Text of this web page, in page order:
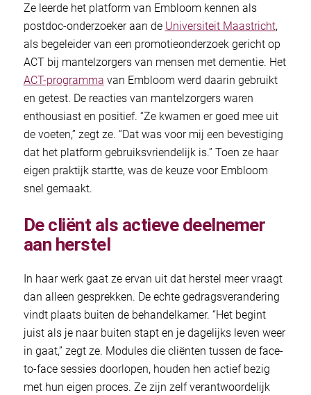
Ze leerde het platform van Embloom kennen als
postdoc-onderzoeker aan de Universiteit Maastricht,
als begeleider van een promotieonderzoek gericht op
ACT bij mantelzorgers van mensen met dementie. Het
ACT-programma van Embloom werd daarin gebruikt
en getest. De reacties van mantelzorgers waren
enthousiast en positief. “Ze kwamen er goed mee uit
de voeten,” zegt ze. “Dat was voor mij een bevestiging
dat het platform gebruiksvriendelijk is.” Toen ze haar
eigen praktijk startte, was de keuze voor Embloom
snel gemaakt.
De cliënt als actieve deelnemer
aan herstel
In haar werk gaat ze ervan uit dat herstel meer vraagt
dan alleen gesprekken. De echte gedragsverandering
vindt plaats buiten de behandelkamer. “Het begint
juist als je naar buiten stapt en je dagelijks leven weer
in gaat,” zegt ze. Modules die cliënten tussen de face-
to-face sessies doorlopen, houden hen actief bezig
met hun eigen proces. Ze zijn zelf verantwoordelijk